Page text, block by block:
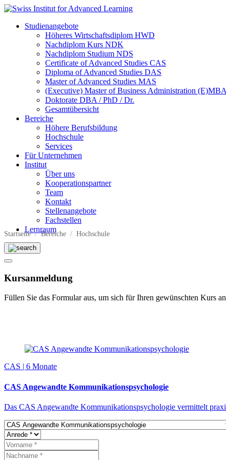
Studienangebote
Höheres Wirtschaftsdiplom HWD
Nachdiplom Kurs NDK
Nachdiplom Studium NDS
Certificate of Advanced Studies CAS
Diploma of Advanced Studies DAS
Master of Advanced Studies MAS
(Executive) Master of Business Administration (E)MBA
Doktorate DBA / PhD / Dr.
Gesamtübersicht
Bereiche
Höhere Berufsbildung
Hochschule
Services
Für Unternehmen
Institut
Über uns
Kooperationspartner
Team
Kontakt
Stellenangebote
Fachstellen
Lernraum
Startseite Bereiche Hochschule
Kursanmeldung
Füllen Sie das Formular aus, um sich für Ihren gewünschten Kurs
CAS | 6 Monate
CAS Angewandte Kommunikations­psychologie
Das CAS Angewandte Kommunikationspsychologie vermittelt